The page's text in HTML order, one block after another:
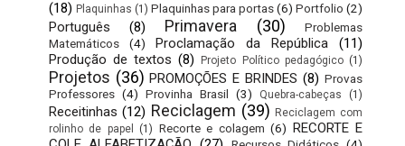
(18) Plaquinhas (1) Plaquinhas para portas(6) Portfolio (2)
Português (8) Primavera (30)
Problemas
Matemáticos
(4) Proclamação da República
(11)
Produção de textos (8) Projeto Político pedagógico (1)
Projetos (36) PROMOÇÕES E BRINDES (8) Provas
Professores (4) Provinha Brasil (3) Quebra-cabeças (1)
Receitinhas (12) Reciclagem (39) Reciclagem com
rolinho de papel
(1) Recorte e colagem (6) RECORTE E